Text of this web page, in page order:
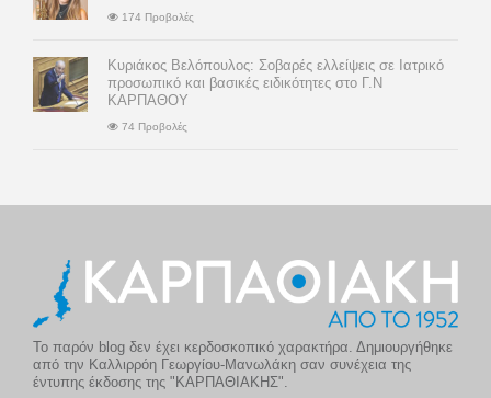
174 Προβολές
Κυριάκος Βελόπουλος: Σοβαρές ελλείψεις σε Ιατρικό
προσωπικό και βασικές ειδικότητες στο Γ.Ν
ΚΑΡΠΑΘΟΥ
74 Προβολές
Το παρόν blog δεν έχει κερδοσκοπικό χαρακτήρα. Δημιουργήθηκε
από την Καλλιρρόη Γεωργίου-Μανωλάκη σαν συνέχεια της
έντυπης έκδοσης της "ΚΑΡΠΑΘΙΑΚΗΣ".